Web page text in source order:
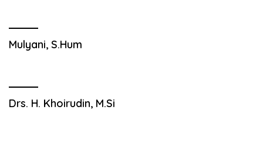
Mulyani, S.Hum
Drs. H. Khoirudin, M.Si